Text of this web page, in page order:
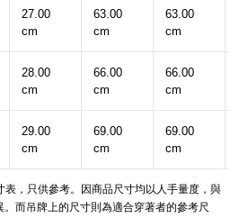
27.00
cm
63.00
cm
63.00
cm
28.00
cm
66.00
cm
66.00
cm
29.00
cm
69.00
cm
69.00
cm
表，只供參考。因商品尺寸均以人手量度，與
而吊牌上的尺寸則為適合穿著者的參考尺